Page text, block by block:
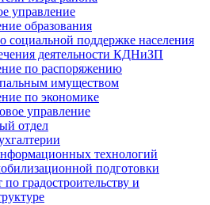
управление
образования
социальной поддержке населения
деятельности КДНиЗП
по распоряжению
имуществом
по экономике
управление
отдел
технологий
подготовки
градостроительству и